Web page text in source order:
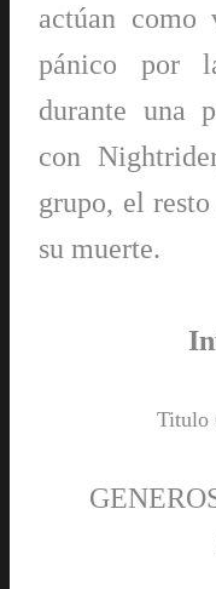
actúan como
pánico por
durante una
con
grupo, el
su muerte.
Titulo